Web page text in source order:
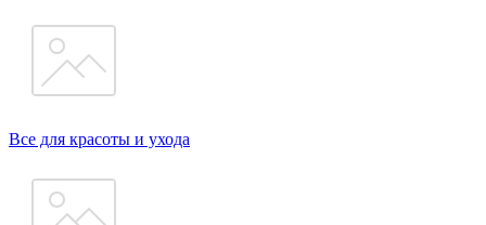
Все для красоты и ухода